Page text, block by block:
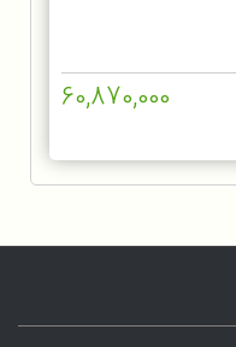
60,870,000